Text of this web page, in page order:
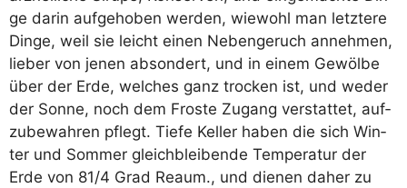
ge dar­in auf­ge­ho­ben wer­den, wie­wohl man letz­te­re
Din­ge, weil sie leicht einen Neben­ge­ruch anneh­men,
lie­ber von jenen abson­dert, und in einem Gewöl­be
über der Erde, wel­ches ganz tro­cken ist, und weder
der Son­ne, noch dem Fros­te Zugang ver­stat­tet, auf­
zu­be­wah­ren pflegt. Tie­fe Kel­ler haben die sich Win­
ter und Som­mer gleich­blei­ben­de Tem­pe­ra­tur der
Erde von 81/​4 Grad Reaum., und die­nen daher zu